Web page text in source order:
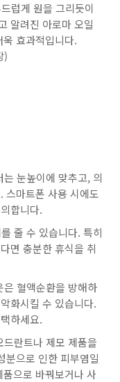
럽게 원을 그리듯이
알려진 아로마 오일
효과적입니다.
)
눈높이에 맞추고, 의
스마트폰 사용 시에도
합니다.
줄 수 있습니다. 특히
면 충분한 휴식을 취
혈액순환을 방해하
화시킬 수 있습니다.
하세요.
드란트나 제모 제품을
분으로 인한 피부염일
으로 바꿔보거나 사